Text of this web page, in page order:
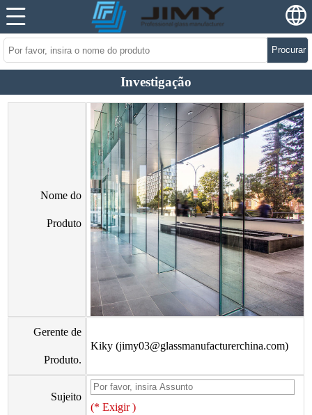
Procurar
Investigação
Nome do
Produto
Gerente de
Produto.
Kiky (jimy03@glassmanufacturerchina.com)
Sujeito
(* Exigir )